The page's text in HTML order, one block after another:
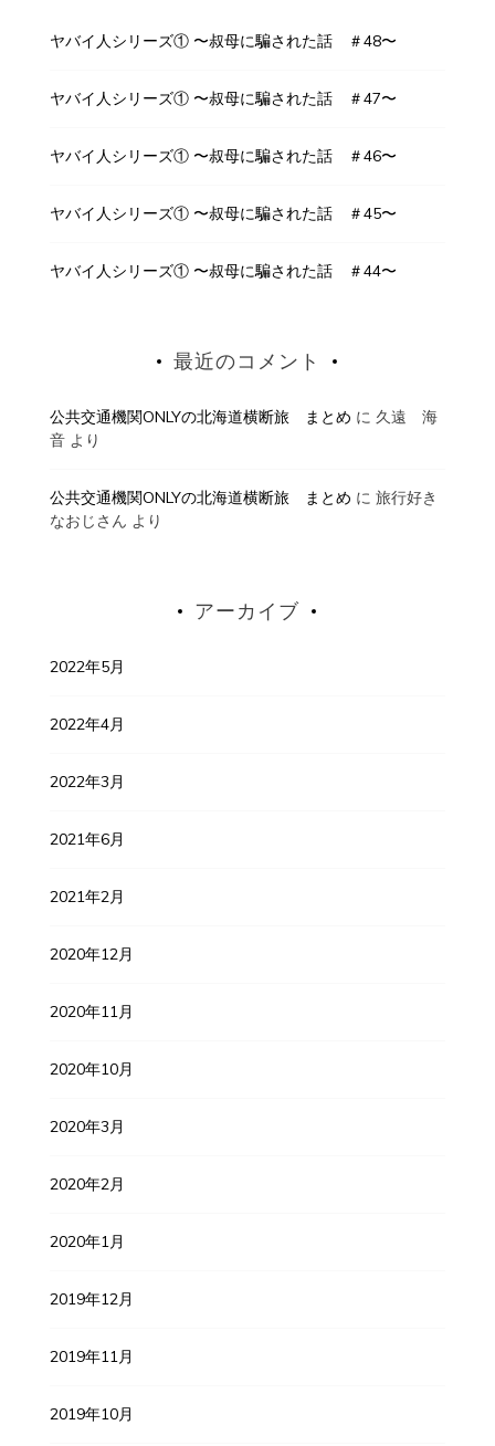
ヤバイ人シリーズ① 〜叔母に騙された話 ＃48〜
ヤバイ人シリーズ① 〜叔母に騙された話 ＃47〜
ヤバイ人シリーズ① 〜叔母に騙された話 ＃46〜
ヤバイ人シリーズ① 〜叔母に騙された話 ＃45〜
ヤバイ人シリーズ① 〜叔母に騙された話 ＃44〜
最近のコメント
公共交通機関ONLYの北海道横断旅 まとめ に 久遠 海
音より
公共交通機関ONLYの北海道横断旅 まとめ に 旅行好き
なおじさん より
アーカイブ
2022年5月
2022年4月
2022年3月
2021年6月
2021年2月
2020年12月
2020年11月
2020年10月
2020年3月
2020年2月
2020年1月
2019年12月
2019年11月
2019年10月